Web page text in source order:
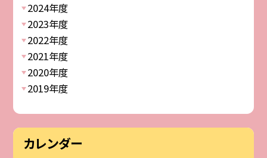
2024年度
2023年度
2022年度
2021年度
2020年度
2019年度
カレンダー